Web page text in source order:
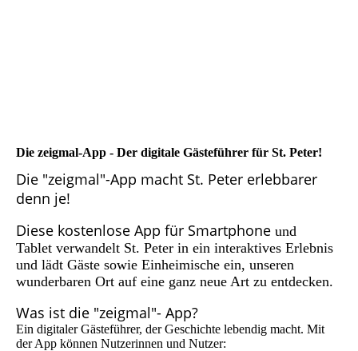
Die zeigmal-App - Der digitale Gästeführer für St. Peter!
Die "zeigmal"-App macht St. Peter erlebbarer
denn je!
Diese kostenlose App für Smartphone und
Tablet verwandelt St. Peter in ein interaktives Erlebnis
und lädt Gäste sowie Einheimische ein, unseren
wunderbaren Ort auf eine ganz neue Art zu entdecken.
Was ist die "zeigmal"- App?
Ein digitaler Gästeführer, der Geschichte lebendig macht. Mit
der App können Nutzerinnen und Nutzer: